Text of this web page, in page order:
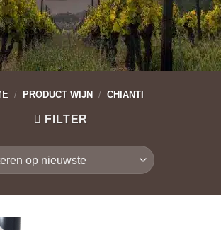
/ PRODUCT WIJN / CHIANTI
FILTER